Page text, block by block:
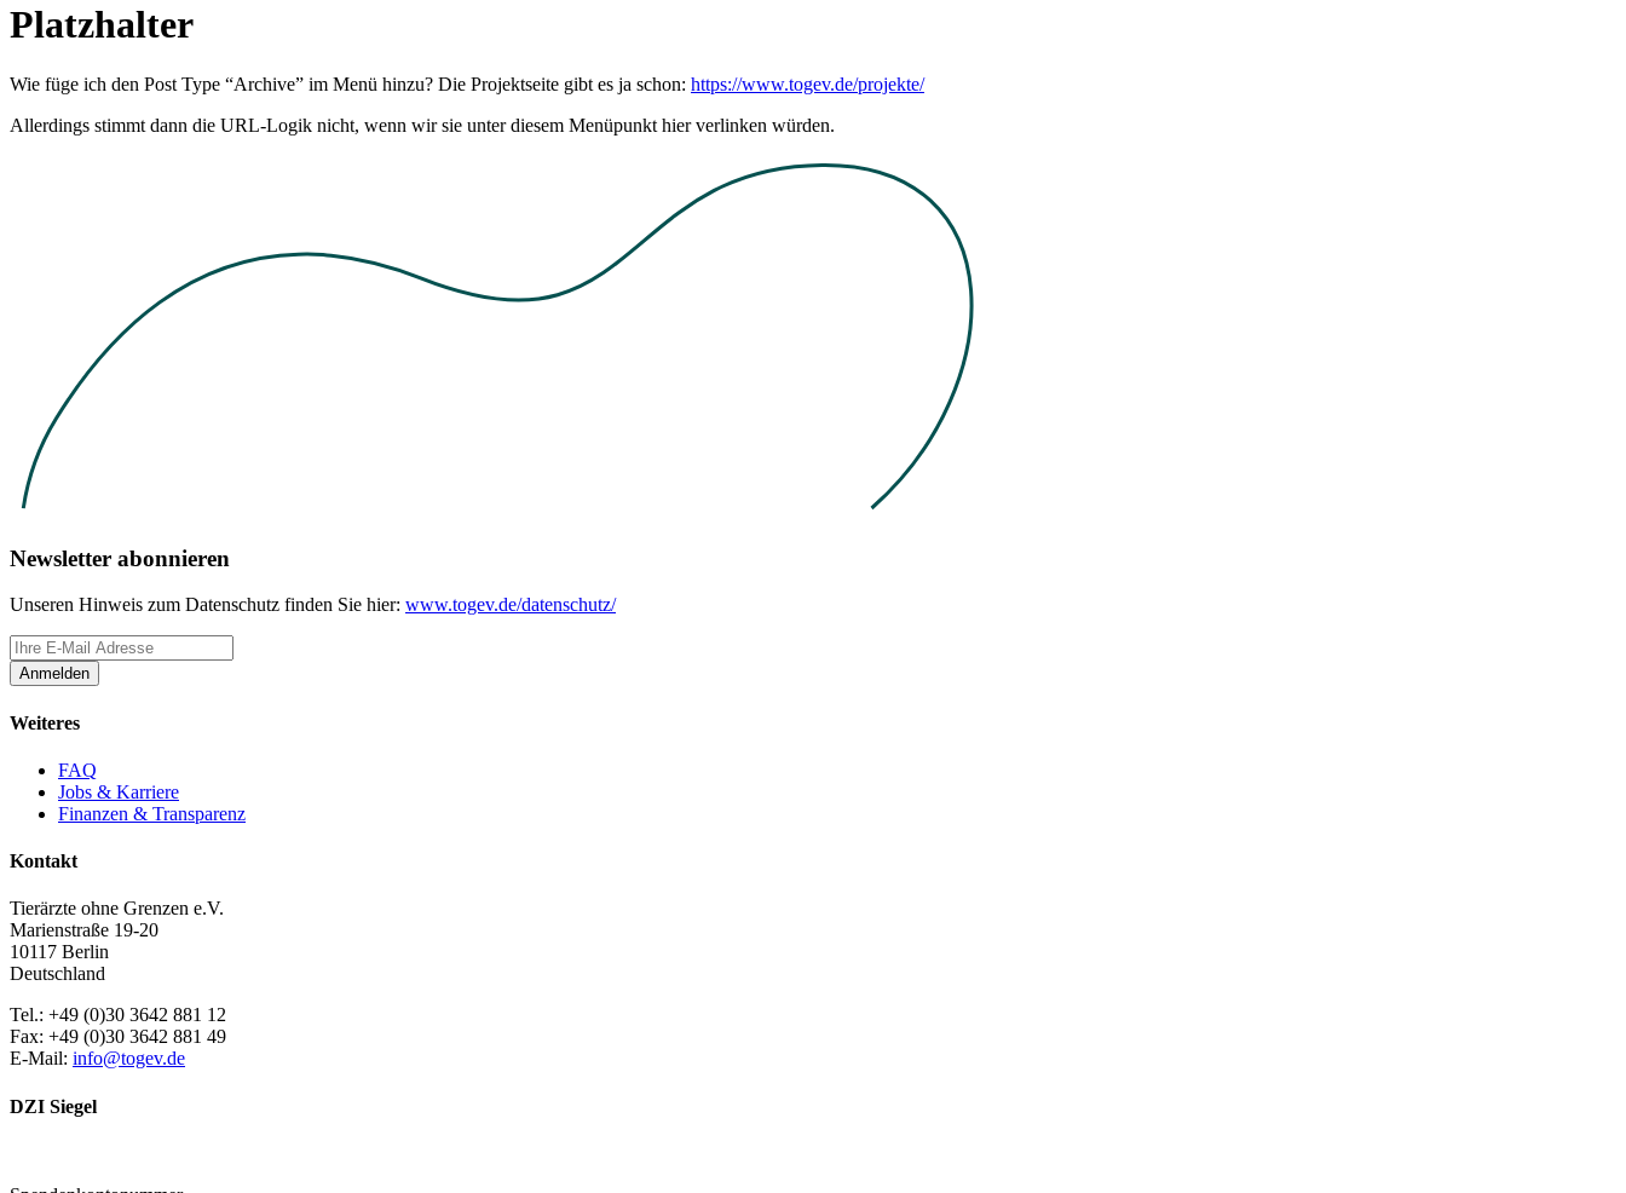
Platzhalter
Wie füge ich den Post Type “Archive” im Menü hinzu? Die Projektseite gibt es ja schon: https://www.togev.de/projekte/
Allerdings stimmt dann die URL-Logik nicht, wenn wir sie unter diesem Menüpunkt hier verlinken würden.
Newsletter abonnieren
Unseren Hinweis zum Datenschutz finden Sie hier: www.togev.de/datenschutz/
Anmelden
Weiteres
FAQ
Jobs & Karriere
Finanzen & Transparenz
Kontakt
Tierärzte ohne Grenzen e.V.
Marienstraße 19-20
10117 Berlin
Deutschland
Tel.: +49 (0)30 3642 881 12
Fax: +49 (0)30 3642 881 49
E-Mail: info@togev.de
DZI Siegel